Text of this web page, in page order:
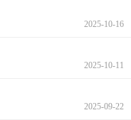
2025-10-16
2025-10-11
2025-09-22